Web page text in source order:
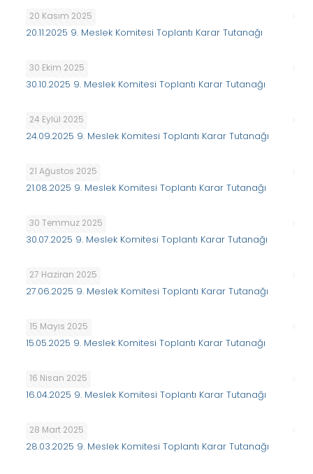
20 Kasım 2025
20.11.2025 9. Meslek Komitesi Toplantı Karar Tutanağı
30 Ekim 2025
30.10.2025 9. Meslek Komitesi Toplantı Karar Tutanağı
24 Eylül 2025
24.09.2025 9. Meslek Komitesi Toplantı Karar Tutanağı
21 Ağustos 2025
21.08.2025 9. Meslek Komitesi Toplantı Karar Tutanağı
30 Temmuz 2025
30.07.2025 9. Meslek Komitesi Toplantı Karar Tutanağı
27 Haziran 2025
27.06.2025 9. Meslek Komitesi Toplantı Karar Tutanağı
15 Mayıs 2025
15.05.2025 9. Meslek Komitesi Toplantı Karar Tutanağı
16 Nisan 2025
16.04.2025 9. Meslek Komitesi Toplantı Karar Tutanağı
28 Mart 2025
28.03.2025 9. Meslek Komitesi Toplantı Karar Tutanağı